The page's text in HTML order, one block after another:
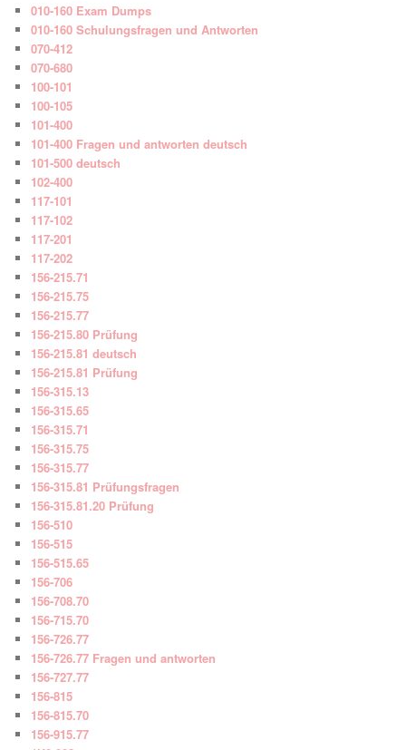
010-160 Exam Dumps
010-160 Schulungsfragen und Antworten
070-412
070-680
100-101
100-105
101-400
101-400 Fragen und antworten deutsch
101-500 deutsch
102-400
117-101
117-102
117-201
117-202
156-215.71
156-215.75
156-215.77
156-215.80 Prüfung
156-215.81 deutsch
156-215.81 Prüfung
156-315.13
156-315.65
156-315.71
156-315.75
156-315.77
156-315.81 Prüfungsfragen
156-315.81.20 Prüfung
156-510
156-515
156-515.65
156-706
156-708.70
156-715.70
156-726.77
156-726.77 Fragen und antworten
156-727.77
156-815
156-815.70
156-915.77